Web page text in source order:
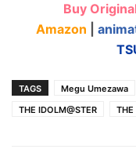
Buy
Amazon
TAGS Megu Umezawa
THE IDOLM@STER
THE